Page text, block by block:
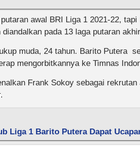
awal BRI Liga 1 2021-22,
pada 13 laga putaran
muda, 24 tahun. Barito Putera
mengorbitkannya ke Timnas
Frank Sokoy sebagai
Liga 1 Barito Putera Dapat